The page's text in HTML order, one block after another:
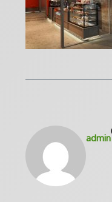
admin